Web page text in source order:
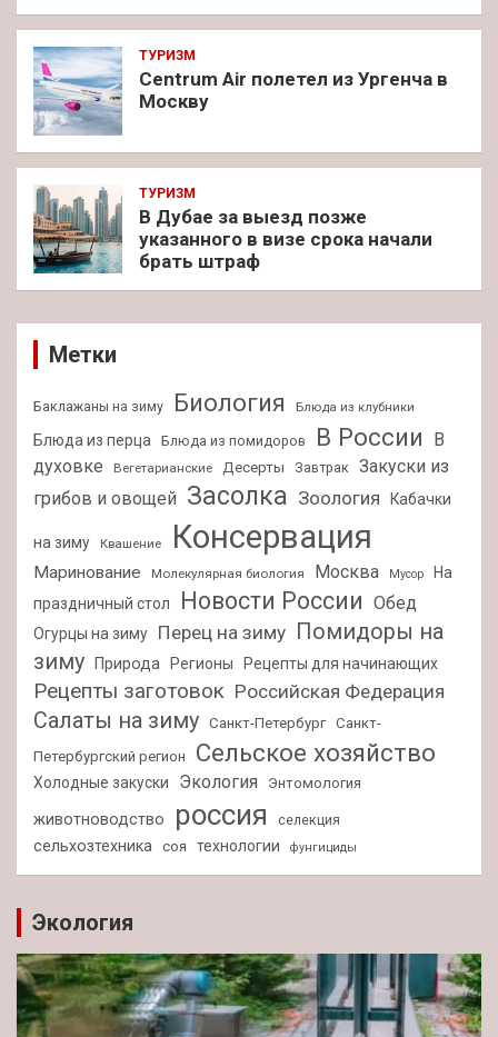
ТУРИЗМ
Centrum Air полетел из Ургенча в
Москву
ТУРИЗМ
В Дубае за выезд позже
указанного в визе срока начали
брать штраф
Метки
Баклажаны на зиму Биология Блюда из клубники
Блюда из перца Блюда из помидоров В России
В
духовке
Вегетарианские Десерты Завтрак Закуски из
грибов и овощей Засолка Зоология Кабачки
на зиму Квашение Консервация
Маринование Молекулярная биология Москва Мусор
На
праздничный стол
Новости России Обед
Огурцы на зиму Перец на зиму Помидоры на
зиму
Природа Регионы Рецепты для начинающих
Рецепты заготовок Российская Федерация
Салаты на зиму Санкт-Петербург Санкт-
Петербургский регион
Сельское хозяйство
Холодные закуски Экология Энтомология
животноводство россия селекция
сельхозтехника соя технологии фунгициды
Экология